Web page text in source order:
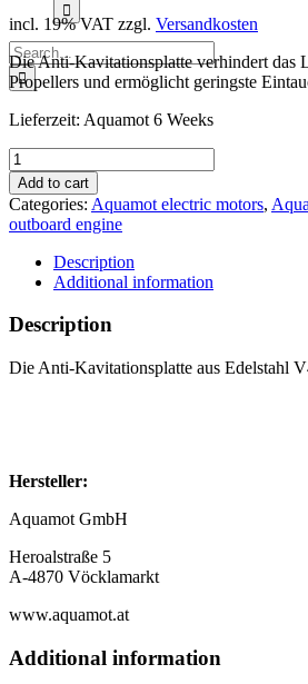
Search
for:
incl. 19% VAT zzgl. Versandkosten
Die Anti-Kavitationsplatte verhindert das
Propellers und ermöglicht geringste
Lieferzeit: Aquamot 6 Weeks
Anti-
Kavitationsplatte
für
Aquamot
Trend
quantity
Add to cart
Categories: Aquamot electric motors,
outboard engine
Description
Additional information
Description
Die Anti-Kavitationsplatte aus Edelstahl
Hersteller:
Aquamot GmbH
Heroalstraße 5
A-4870 Vöcklamarkt
www.aquamot.at
Additional information